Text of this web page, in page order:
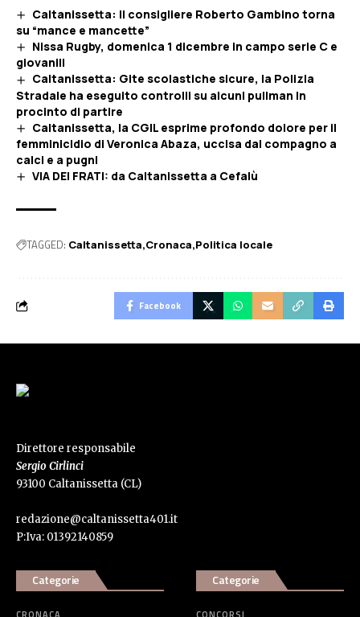
Caltanissetta: Il consigliere Roberto Gambino torna
su “mance e mancette”
Nissa Rugby, domenica 1 dicembre in campo serie C e
giovanili
Caltanissetta: Gite scolastiche sicure, la Polizia
Stradale ha eseguito controlli su alcuni pullman in
procinto di partire
Caltanissetta, la CGIL esprime profondo dolore per il
femminicidio di Veronica Abaza, uccisa dal compagno a
calci e a pugni
VIA DEI FRATI: da Caltanissetta a Cefalù
TAGGED: Caltanissetta Cronaca Politica locale
Facebook
Direttore responsabile
Sergio Cirlinci
93100 Caltanissetta (CL)
redazione@caltanissetta401.it
P:Iva: 01392140859
Categorie Categorie